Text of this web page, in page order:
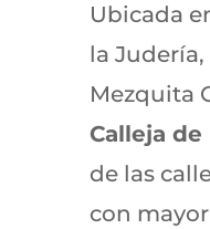
Ubicada
la Judería,
Mezquita
Calleja de
de las
con